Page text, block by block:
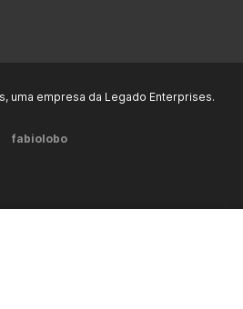
uma empresa da Legado Enterprises.
fabiolobo